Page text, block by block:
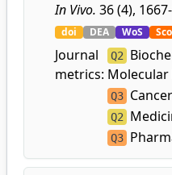
In Vivo. 36 (4),
doi DEA WoS
Journal
metrics:
Q2
Molecular
Q3
Q2
Q3